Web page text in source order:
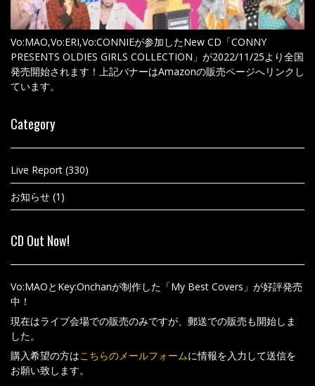
Vo:MAO,Vo:ERI,Vo:CONNIEが参加したNew CD「CONNY
PRESENTS OLDIES GIRLS COLLECTION」が2022/11/25より全国
発売開始されます！上記バナーはAmazonの販売ページへリンクし
ています。
Category
Live Report (330)
お知らせ (1)
CD Out Now!
Vo:MAOとKey:Onchanが制作した「My Best Covers」が好評発売
中！
現在はライブ会場での販売のみですが、郵送での販売も開始しま
した。
購入希望の方はこちらのメールフォームに情報を入力して送信を
お願い致します。